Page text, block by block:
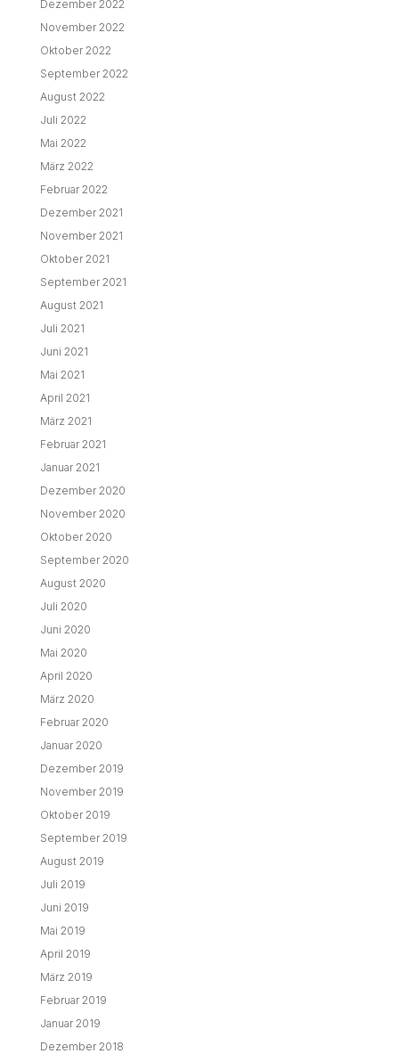
Dezember 2022
November 2022
Oktober 2022
September 2022
August 2022
Juli 2022
Mai 2022
März 2022
Februar 2022
Dezember 2021
November 2021
Oktober 2021
September 2021
August 2021
Juli 2021
Juni 2021
Mai 2021
April 2021
März 2021
Februar 2021
Januar 2021
Dezember 2020
November 2020
Oktober 2020
September 2020
August 2020
Juli 2020
Juni 2020
Mai 2020
April 2020
März 2020
Februar 2020
Januar 2020
Dezember 2019
November 2019
Oktober 2019
September 2019
August 2019
Juli 2019
Juni 2019
Mai 2019
April 2019
März 2019
Februar 2019
Januar 2019
Dezember 2018